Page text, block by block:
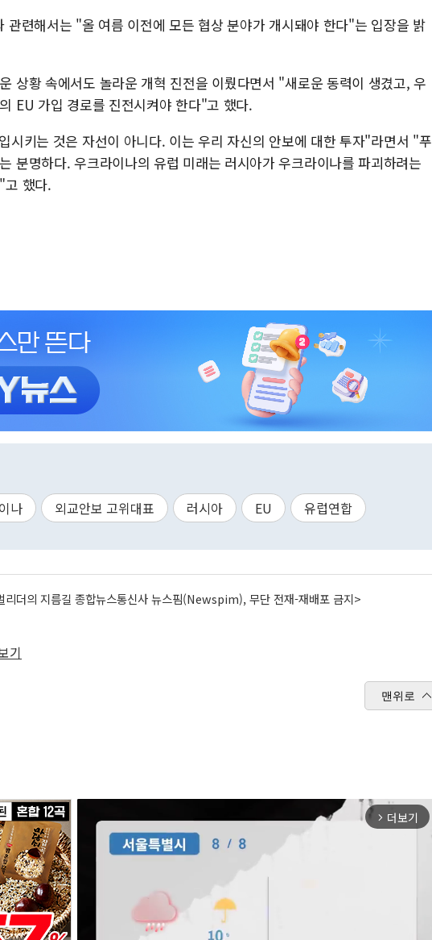
관련해서는 "올 여름 이전에 모든 협상 분야가 개시돼야 한다"는 입장을 밝
상황 속에서도 놀라운 개혁 진전을 이뤘다면서 "새로운 동력이 생겼고, 우
EU 가입 경로를 진전시켜야 한다"고 했다.
시키는 것은 자선이 아니다. 이는 우리 자신의 안보에 대한 투자"라면서 "푸
분명하다. 우크라이나의 유럽 미래는 러시아가 우크라이나를 파괴하려는
고 했다.
나 외교안보 고위대표 러시아 EU 유럽연합
리더의 지름길 종합뉴스통신사 뉴스핌(Newspim), 무단 전재-재배포 금지>
기
맨위로
arrow_forward_ios 더보기